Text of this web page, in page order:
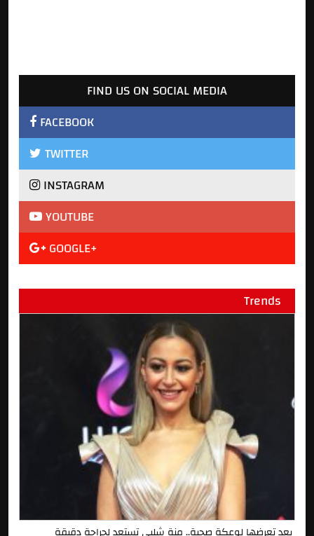
FIND US ON SOCIAL MEDIA
FACEBOOK
TWITTER
INSTAGRAM
YOUTUBE
GOOGLE+
Trends